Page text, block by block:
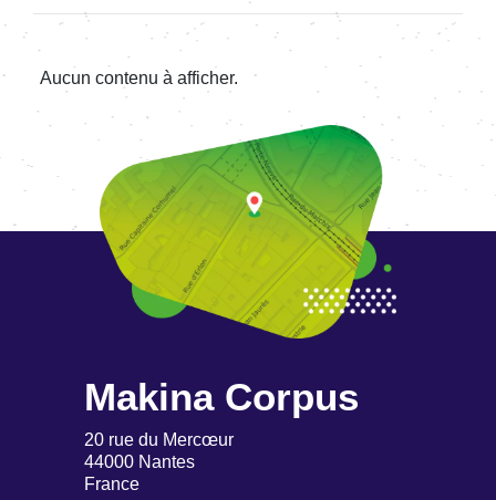
Aucun contenu à afficher.
Makina Corpus
20 rue du Mercœur
44000 Nantes
France